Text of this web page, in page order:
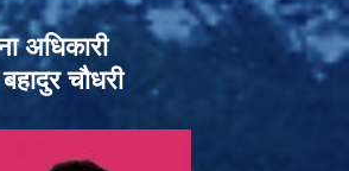
अधिकारी
चौधरी